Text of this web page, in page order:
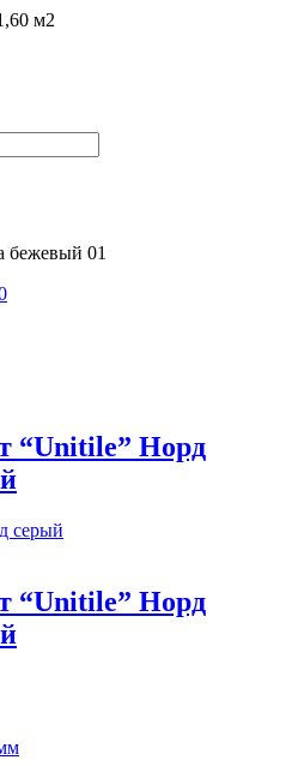
м2
бежевый 01
“Unitile” Норд
“Unitile” Норд